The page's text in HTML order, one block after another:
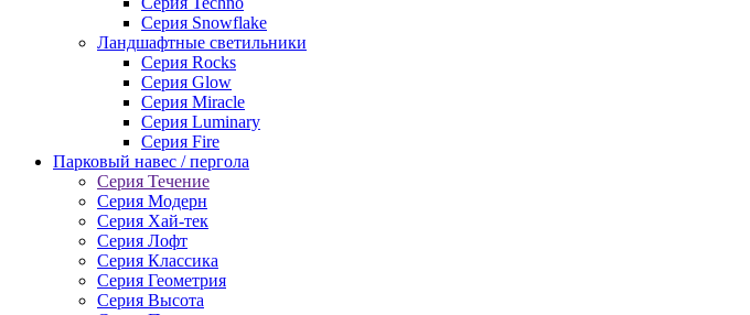
Серия Snowflake
Ландшафтные светильники
Серия Rocks
Серия Glow
Серия Miracle
Серия Luminary
Серия Fire
Парковый навес / пергола
Серия Течение
Серия Модерн
Серия Хай-тек
Серия Лофт
Серия Классика
Серия Геометрия
Серия Высота